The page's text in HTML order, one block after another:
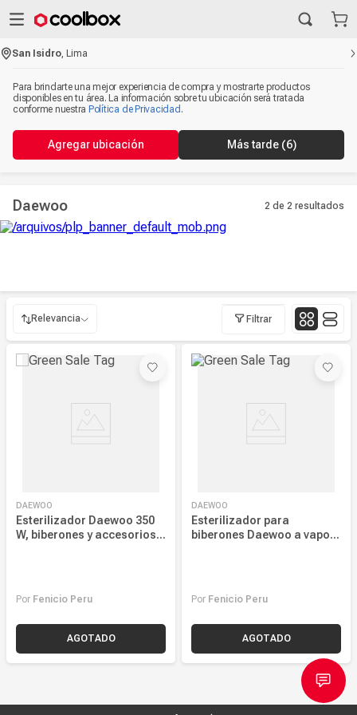
San Isidro ,Lima
Para brindarte una mejor experiencia de compra y mostrarte productos
disponibles en tu área. La información sobre tu ubicación será tratada
conforme nuestra Política de Privacidad .
Agregar ubicación Más tarde (6)
Daewoo 2 de 2 resultados
Relevancia
Relevancia
Mayor Descuento
Nombre, creciente
Nombre, decreciente
Filtrar
DAEWOO
Esterilizador Daewoo 350
W, biberones y accesorios,
Por Fenicio Peru
AGOTADO
DAEWOO
Esterilizador para
biberones Daewoo a vapor,
Por Fenicio Peru
AGOTADO